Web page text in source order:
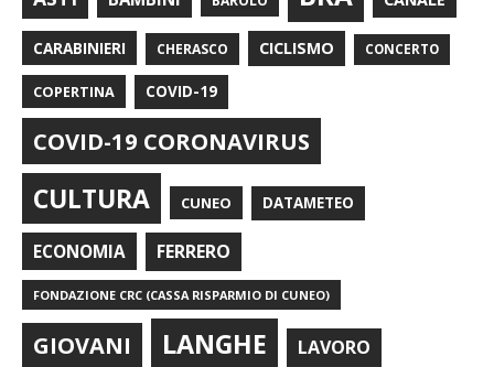
CARABINIERI CHERASCO CICLISMO CONCERTO
COPERTINA COVID-19
COVID-19 CORONAVIRUS
CULTURA CUNEO DATAMETEO
ECONOMIA FERRERO
FONDAZIONE CRC (CASSA RISPARMIO DI CUNEO)
GIOVANI LANGHE LAVORO